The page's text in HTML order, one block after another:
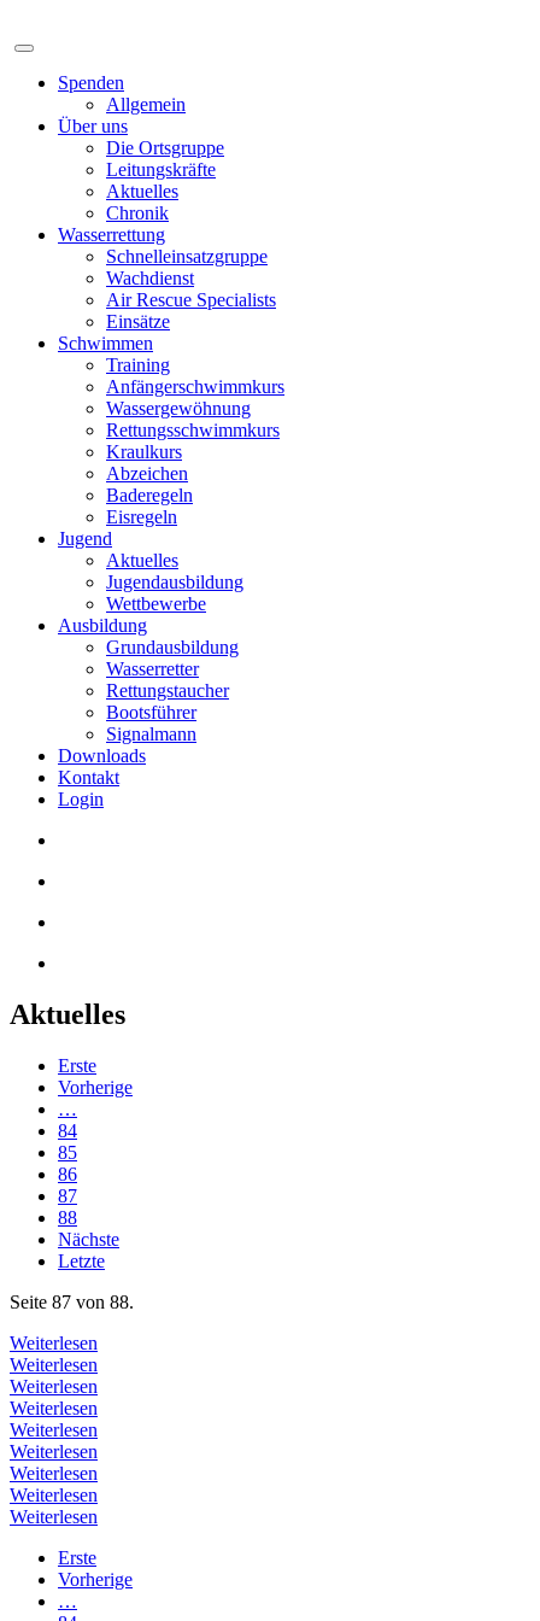
Spenden
Allgemein
Über uns
Die Ortsgruppe
Leitungskräfte
Aktuelles
Chronik
Wasserrettung
Schnelleinsatzgruppe
Wachdienst
Air Rescue Specialists
Einsätze
Schwimmen
Training
Anfängerschwimmkurs
Wassergewöhnung
Rettungsschwimmkurs
Kraulkurs
Abzeichen
Baderegeln
Eisregeln
Jugend
Aktuelles
Jugendausbildung
Wettbewerbe
Ausbildung
Grundausbildung
Wasserretter
Rettungstaucher
Bootsführer
Signalmann
Downloads
Kontakt
Login
Aktuelles
Erste
Vorherige
…
84
85
86
87
88
Nächste
Letzte
Seite 87 von 88.
Weiterlesen
Weiterlesen
Weiterlesen
Weiterlesen
Weiterlesen
Weiterlesen
Weiterlesen
Weiterlesen
Weiterlesen
Erste
Vorherige
…